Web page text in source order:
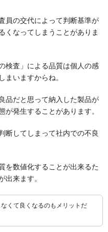
員の交代によって判断基準が
くなってしまうことがありま
検査」による品質は個人の感
まいますからね。
品だと思って納入した製品が
発生することがあります。
断してしまって社内での不良
を数値化することが出来るた
出来ます。
くて良くなるのもメリットだ